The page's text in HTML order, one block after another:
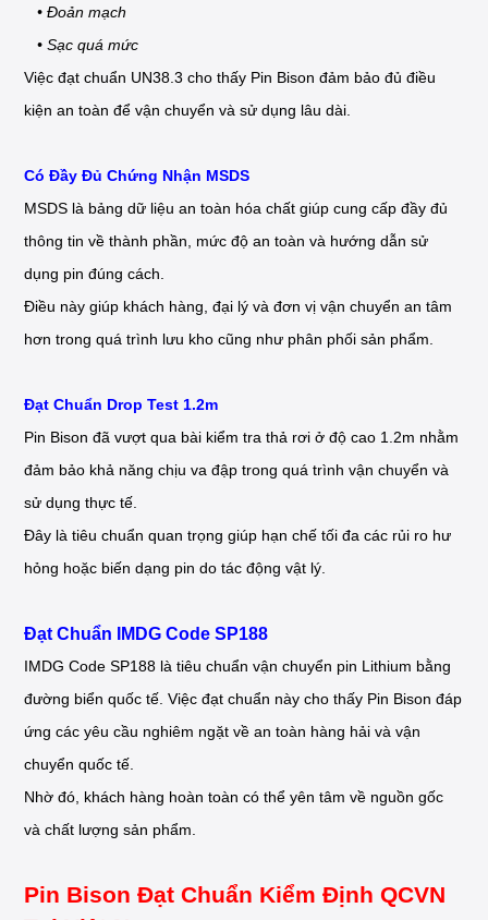
• Đoản mạch
• Sạc quá mức
Việc đạt chuẩn UN38.3 cho thấy Pin Bison đảm bảo đủ điều
kiện an toàn để vận chuyển và sử dụng lâu dài.
Có Đầy Đủ Chứng Nhận MSDS
MSDS là bảng dữ liệu an toàn hóa chất giúp cung cấp đầy đủ
thông tin về thành phần, mức độ an toàn và hướng dẫn sử
dụng pin đúng cách.
Điều này giúp khách hàng, đại lý và đơn vị vận chuyển an tâm
hơn trong quá trình lưu kho cũng như phân phối sản phẩm.
Đạt Chuẩn Drop Test 1.2m
Pin Bison đã vượt qua bài kiểm tra thả rơi ở độ cao 1.2m nhằm
đảm bảo khả năng chịu va đập trong quá trình vận chuyển và
sử dụng thực tế.
Đây là tiêu chuẩn quan trọng giúp hạn chế tối đa các rủi ro hư
hỏng hoặc biến dạng pin do tác động vật lý.
Đạt Chuẩn IMDG Code SP188
IMDG Code SP188 là tiêu chuẩn vận chuyển pin Lithium bằng
đường biển quốc tế. Việc đạt chuẩn này cho thấy Pin Bison đáp
ứng các yêu cầu nghiêm ngặt về an toàn hàng hải và vận
chuyển quốc tế.
Nhờ đó, khách hàng hoàn toàn có thể yên tâm về nguồn gốc
và chất lượng sản phẩm.
Pin Bison Đạt Chuẩn Kiểm Định QCVN